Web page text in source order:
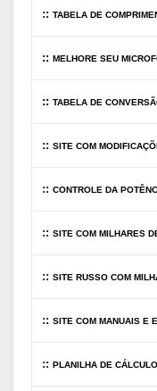
:: TABELA DE
:: MELHORE SEU
:: TABELA DE
:: SITE COM
:: CONTROLE DA
:: SITE COM MILHARES
:: SITE RUSSO COM
:: SITE COM MANUAIS E
:: PLANILHA DE